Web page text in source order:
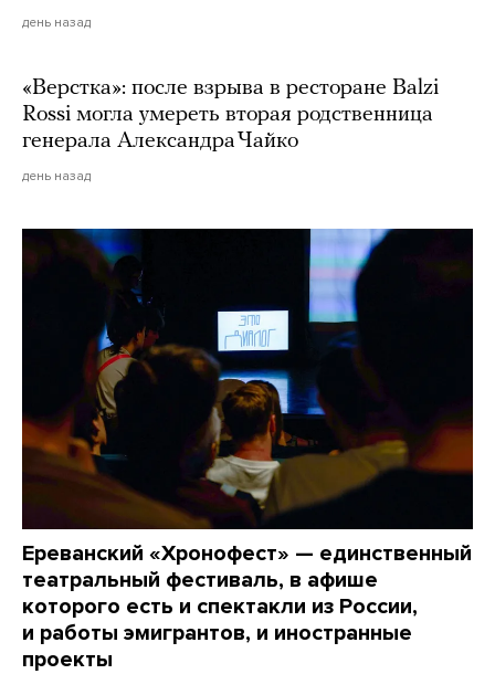
день назад
«Верстка»: после взрыва в ресторане Balzi
Rossi могла умереть вторая родственница
генерала Александра Чайко
день назад
Ереванский «Хронофест» — единственный
театральный фестиваль, в афише
которого есть и спектакли из России,
и работы эмигрантов, и иностранные
проекты